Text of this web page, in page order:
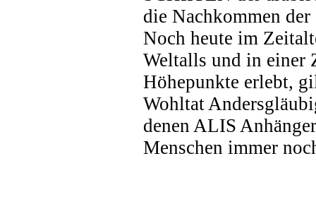
die Nachkommen
Noch heute im
Weltalls und in einer
Höhepunkte erlebt,
Wohltat
denen ALIS
Menschen immer